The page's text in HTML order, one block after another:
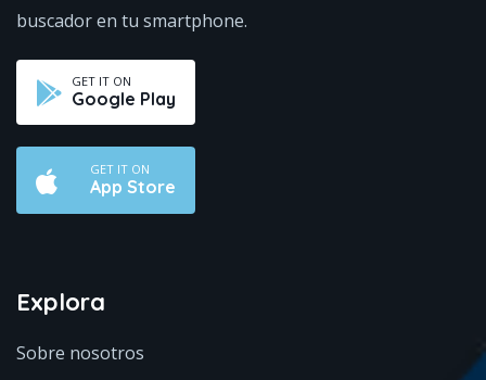
buscador en tu smartphone.
GET IT ON
Google Play
GET IT ON
App Store
Explora
Sobre nosotros